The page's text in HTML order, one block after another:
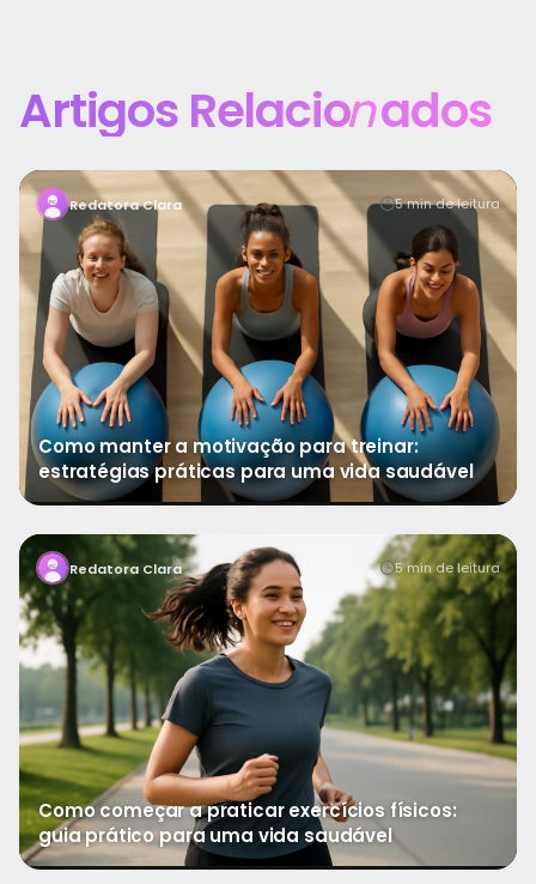
Artigos Relacionados
Redatora Clara 5 min de leitura
Como manter a motivação para treinar:
estratégias práticas para uma vida saudável
Manter a motivação para treinar é um dos maiores
desafios para quem busca saúde, bem-estar e uma vid
Ver mais→
Redatora Clara 5 min de leitura
Como começar a praticar exercícios físicos:
guia prático para uma vida saudável
Dar o primeiro passo rumo a uma rotina de exercícios
pode parecer desafiador, mas é uma das decisões
Ver mais→